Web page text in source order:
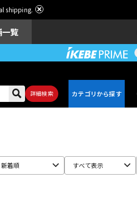
shipping.
覧
詳細検索
新着順 すべて表示